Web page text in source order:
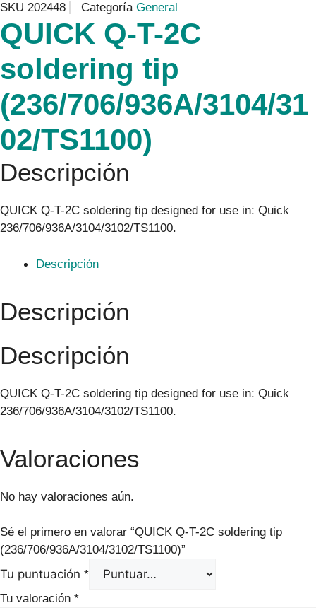
SKU 202448 Categoría General
QUICK Q-T-2C
soldering tip
(236/706/936A/3104/31
02/TS1100)
Descripción
QUICK Q-T-2C soldering tip designed for use in: Quick
236/706/936A/3104/3102/TS1100.
Descripción
Descripción
Descripción
QUICK Q-T-2C soldering tip designed for use in: Quick
236/706/936A/3104/3102/TS1100.
Valoraciones
No hay valoraciones aún.
Sé el primero en valorar “QUICK Q-T-2C soldering tip
(236/706/936A/3104/3102/TS1100)”
Tu puntuación *
Tu valoración *